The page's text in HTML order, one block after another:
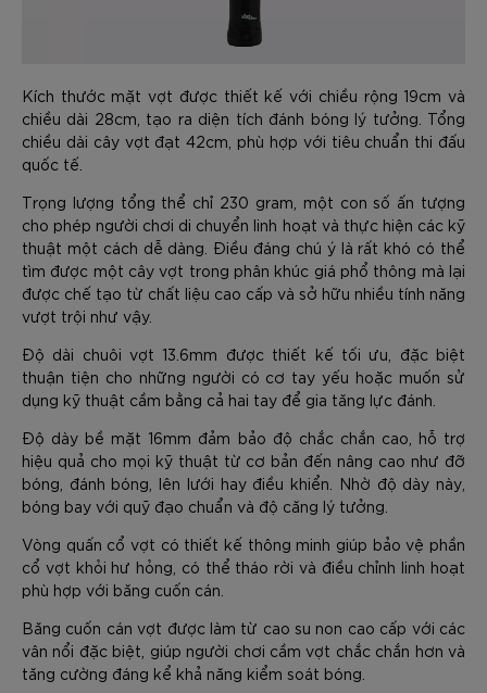
Kích thước mặt vợt được thiết kế với chiều rộng 19cm và
chiều dài 28cm, tạo ra diện tích đánh bóng lý tưởng. Tổng
chiều dài cây vợt đạt 42cm, phù hợp với tiêu chuẩn thi đấu
quốc tế.
Trọng lượng tổng thể chỉ 230 gram, một con số ấn tượng
cho phép người chơi di chuyển linh hoạt và thực hiện các kỹ
thuật một cách dễ dàng. Điều đáng chú ý là rất khó có thể
tìm được một cây vợt trong phân khúc giá phổ thông mà lại
được chế tạo từ chất liệu cao cấp và sở hữu nhiều tính năng
vượt trội như vậy.
Độ dài chuôi vợt 13.6mm được thiết kế tối ưu, đặc biệt
thuận tiện cho những người có cơ tay yếu hoặc muốn sử
dụng kỹ thuật cầm bằng cả hai tay để gia tăng lực đánh.
Độ dày bề mặt 16mm đảm bảo độ chắc chắn cao, hỗ trợ
hiệu quả cho mọi kỹ thuật từ cơ bản đến nâng cao như đỡ
bóng, đánh bóng, lên lưới hay điều khiển. Nhờ độ dày này,
bóng bay với quỹ đạo chuẩn và độ căng lý tưởng.
Vòng quấn cổ vợt có thiết kế thông minh giúp bảo vệ phần
cổ vợt khỏi hư hỏng, có thể tháo rời và điều chỉnh linh hoạt
phù hợp với băng cuốn cán.
Băng cuốn cán vợt được làm từ cao su non cao cấp với các
vân nổi đặc biệt, giúp người chơi cầm vợt chắc chắn hơn và
tăng cường đáng kể khả năng kiểm soát bóng.